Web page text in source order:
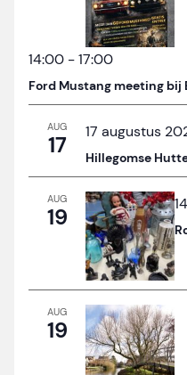
14:00 -17:00
Ford Mustang meeting
AUG
17 17 augustus
Hillegomse
AUG
19
AUG
19